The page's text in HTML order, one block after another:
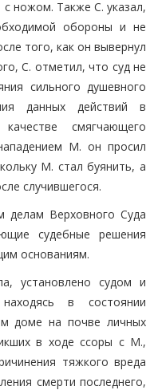
ножом. Также С. указал,
обороны и не
того, как он вывернул
С. отметил, что суд не
сильного душевного
данных действий в
смягчающего
М. он просил
М. стал буянить, а
случившегося.
делам Верховного Суда
судебные решения
основаниям.
установлено судом и
в состоянии
доме на почве личных
в ходе ссоры с М.,
тяжкого вреда
смерти последнего,